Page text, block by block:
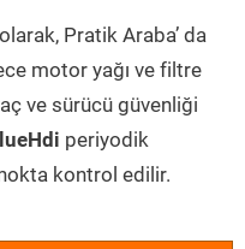
Pratik Araba’ da
motor yağı ve filtre
ve sürücü güvenliği
periyodik
kontrol edilir.